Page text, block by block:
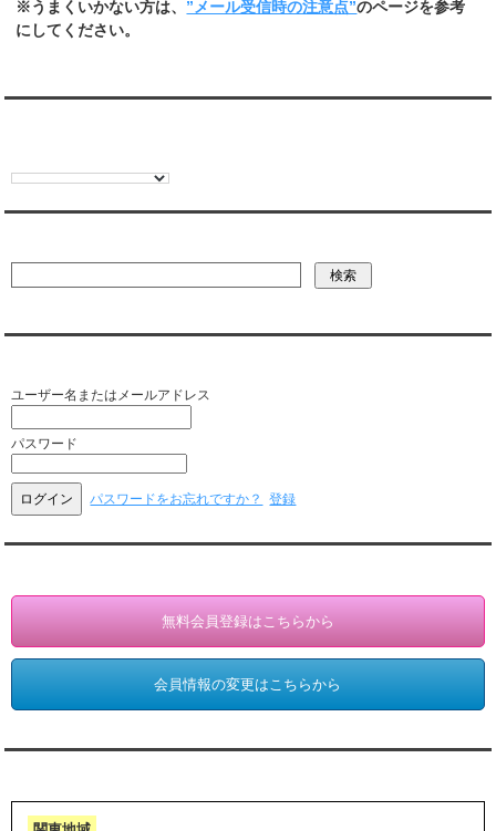
※うまくいかない方は、 ”メール受信時の注意点”のページを参考
にしてください。
ユーザー名またはメールアドレス
パスワード
パスワードをお忘れですか？ 登録
無料会員登録はこちらから
会員情報の変更はこちらから